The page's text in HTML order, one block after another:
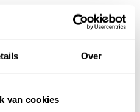
Over
van cookies